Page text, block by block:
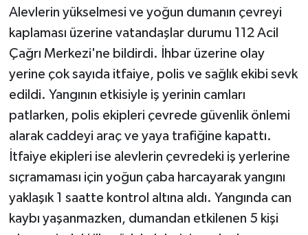
Alevlerin yükselmesi ve yoğun dumanın çevreyi
kaplaması üzerine vatandaşlar durumu 112 Acil
Çağrı Merkezi'ne bildirdi. İhbar üzerine olay
yerine çok sayıda itfaiye, polis ve sağlık ekibi sevk
edildi. Yangının etkisiyle iş yerinin camları
patlarken, polis ekipleri çevrede güvenlik önlemi
alarak caddeyi araç ve yaya trafiğine kapattı.
İtfaiye ekipleri ise alevlerin çevredeki iş yerlerine
sıçramaması için yoğun çaba harcayarak yangını
yaklaşık 1 saatte kontrol altına aldı. Yangında can
kaybı yaşanmazken, dumandan etkilenen 5 kişi